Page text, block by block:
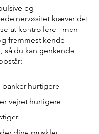
og
nervøsitet kræver det
at kontrollere - men
fremmest kende
så du kan genkende
banker hurtigere
vejret hurtigere